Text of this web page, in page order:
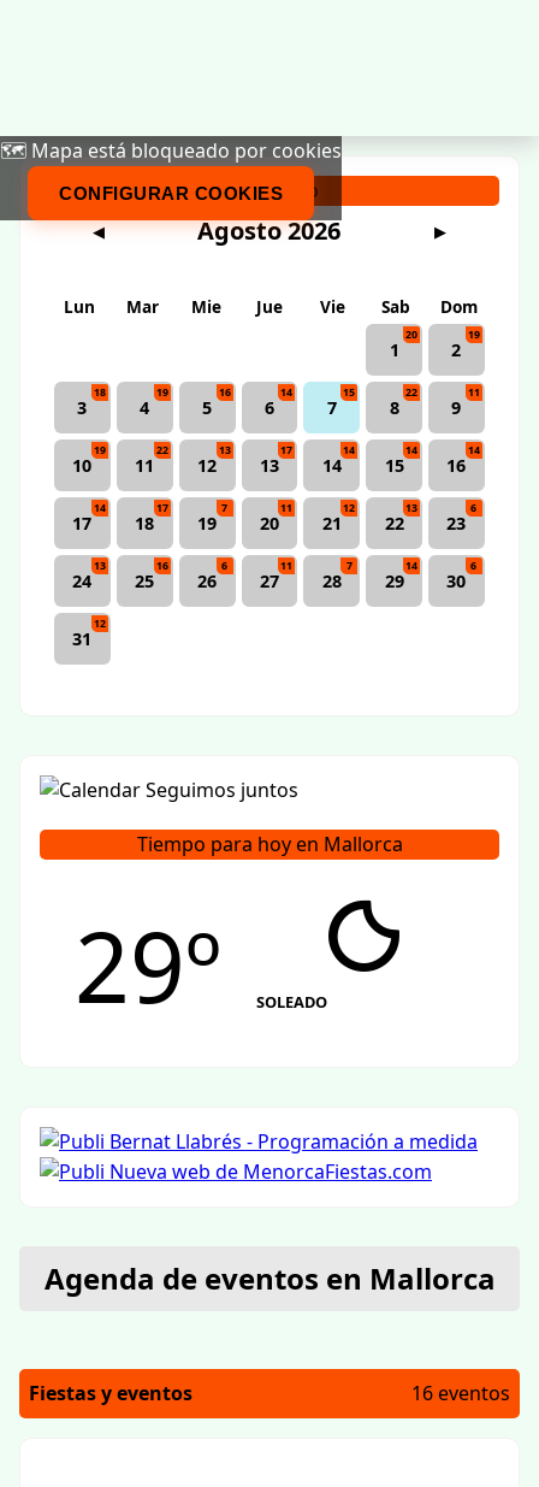
🗺️ Mapa está bloqueado por cookies
CONFIGURAR COOKIES
Calendario
◀ Agosto 2026 ▶
Lun Mar Mie Jue Vie Sab
Dom
1
20
2
19
3
18
4
19
5
16
6
14
7
15
8
22
9
11
10
19
11
22
12
13
13
17
14
14
15
14
16
14
17
14
18
17
19
7
20
11
21
12
22
13
23
6
24
13
25
16
26
6
27
11
28
7
29
14
30
6
31
12
Tiempo para hoy en Mallorca
29º SOLEADO
Agenda de eventos en Mallorca
Fiestas y eventos 16 eventos